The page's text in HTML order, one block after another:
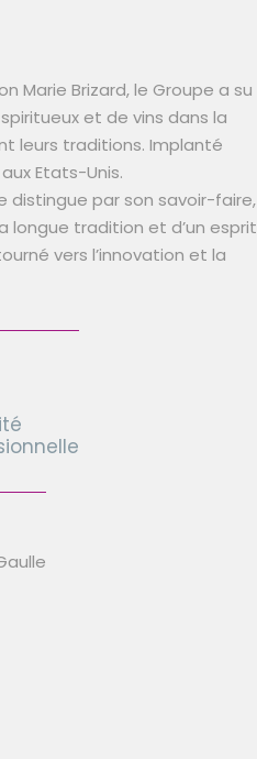
Marie Brizard, le Groupe a su
et de vins dans la
leurs traditions. Implanté
Etats-Unis.
distingue par son savoir-faire,
longue tradition et d’un esprit
vers l’innovation et la